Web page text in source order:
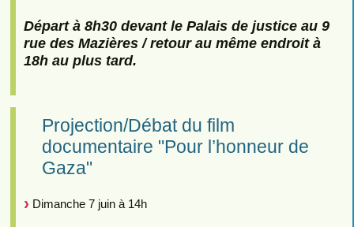
Départ à 8h30 devant le Palais de justice au 9
rue des Mazières / retour au même endroit à
18h au plus tard.
Projection/Débat du film
documentaire "Pour l’honneur de
Gaza"
Dimanche 7 juin à 14h